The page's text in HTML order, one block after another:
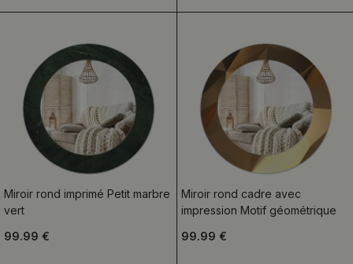
Miroir rond imprimé Petit marbre
vert
99.99 €
Miroir rond cadre avec
impression Motif géométrique
99.99 €